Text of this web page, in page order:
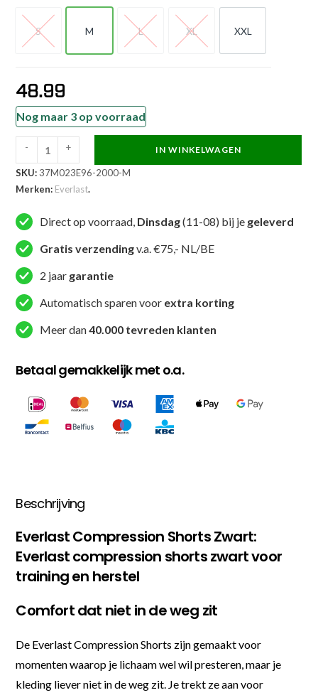
S
S
M
M
L
L
XL
XL
XXL
XXL
48.99
Nog maar 3 op voorraad
Everlast
Nieuw
-
Compression
Shorts
-
Zwart
aantal
- + IN WINKELWAGEN
SKU: 37M023E96-2000-M
Merken: Everlast.
Direct op voorraad, Dinsdag(11-08) bij je geleverd
Gratis verzendingv.a. €75,- NL/BE
2 jaar garantie
Automatisch sparen voor extra korting
Meer dan40.000 tevreden klanten
Betaal gemakkelijk met o.a.
Beschrijving
Everlast Compression Shorts Zwart:
Everlast compression shorts zwart voor
training en herstel
Comfort dat niet in de weg zit
De Everlast Compression Shorts zijn gemaakt voor
momenten waarop je lichaam wel wil presteren, maar je
kleding liever niet in de weg zit. Je trekt ze aan voor